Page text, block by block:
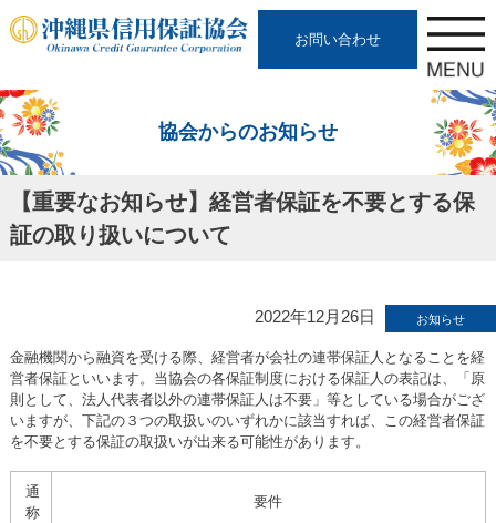
お問い合わせ
協会からのお知らせ
【重要なお知らせ】経営者保証を不要とする保
証の取り扱いについて
2022年12月26日 お知らせ
金融機関から融資を受ける際、経営者が会社の連帯保証人となることを経
営者保証といいます。当協会の各保証制度における保証人の表記は、「原
則として、法人代表者以外の連帯保証人は不要」等としている場合がござ
いますが、下記の３つの取扱いのいずれかに該当すれば、この経営者保証
を不要とする保証の取扱いが出来る可能性があります。
通
称
要件